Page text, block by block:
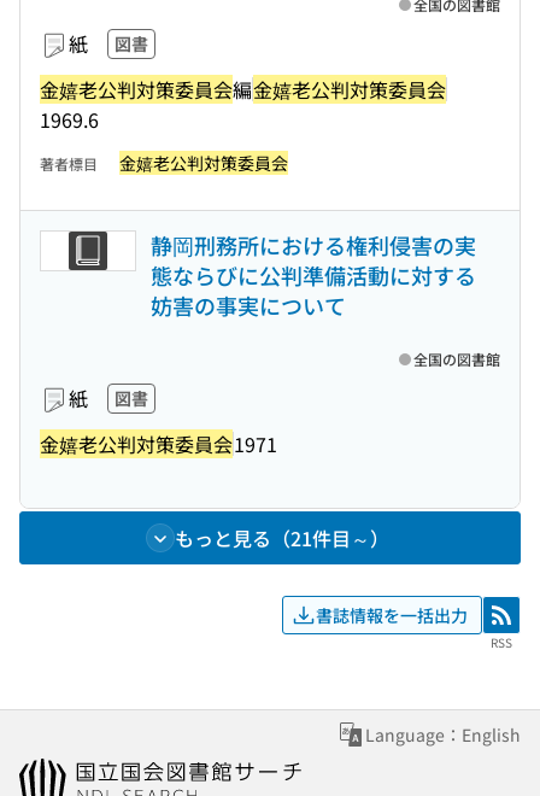
紙 図書
金嬉老公判対策委員会編金嬉老公判対策委員会
1969.6
全国の図書館
著者標目 金嬉老公判対策委員会
静岡刑務所における権利侵害の実
態ならびに公判準備活動に対する
妨害の事実について
紙 図書
金嬉老公判対策委員会1971
全国の図書館
もっと見る（21件目～）
書誌情報を一括出力 RSS
RSS
Language：English